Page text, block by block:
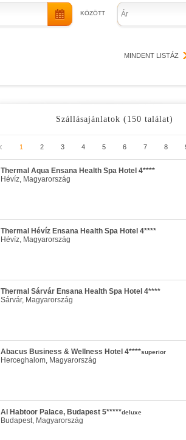
KÖZÖTT Ár
MINDENT LISTÁZ
Szállásajánlatok (150 találat)
1 2 3 4 5 6 7 8
Thermal Aqua Ensana Health Spa Hotel 4****
Hévíz, Magyarország
Thermal Hévíz Ensana Health Spa Hotel 4****
Hévíz, Magyarország
Thermal Sárvár Ensana Health Spa Hotel 4****
Sárvár, Magyarország
Abacus Business & Wellness Hotel 4****superior
Herceghalom, Magyarország
Al Habtoor Palace, Budapest 5*****deluxe
Budapest, Magyarország